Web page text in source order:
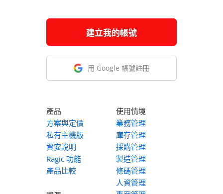
建立我的帳號
用 Google 帳號註冊
產品
方案與定價
私有主機版
資安說明
Ragic 功能
產品比較
使用情境
業務管理
庫存管理
採購管理
製造管理
條碼管理
人資管理